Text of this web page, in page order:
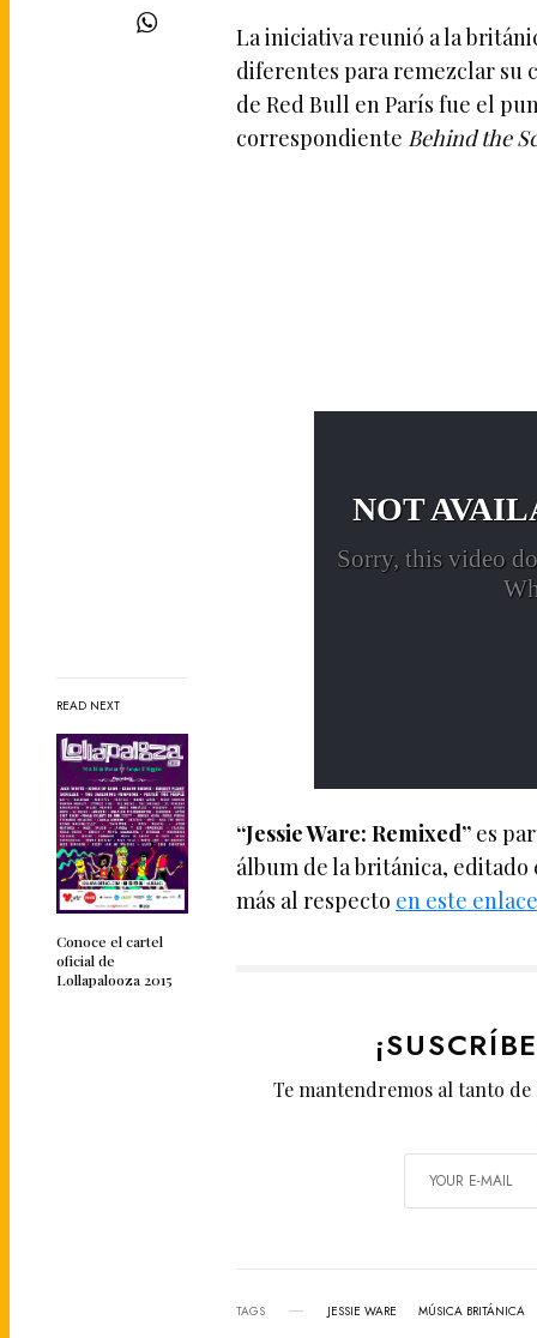
READ NEXT
Conoce el cartel
oficial de
Lollapalooza 2015
La iniciativa reunió a la
diferentes para remezclar su
de Red Bull en París fue el
correspondiente Behind the
“Jessie Ware: Remixed” es
álbum de la británica,
más al respecto en este enlace
Te mantendremos al tanto de
TAGS JESSIE WARE MÚSICA BRITÁNICA